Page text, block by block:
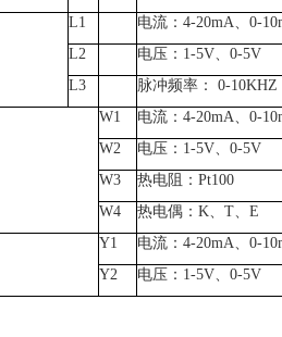
L1
电流：4-20mA、0-
L2
电压：1-5V、0-5V
L3
脉冲频率： 0-10KHZ
W1
电流：4-20mA、0-
W2
电压：1-5V、0-5V
W3
热电阻：Pt100
W4
热电偶：K、T、E
Y1
电流：4-20mA、0-
Y2
电压：1-5V、0-5V